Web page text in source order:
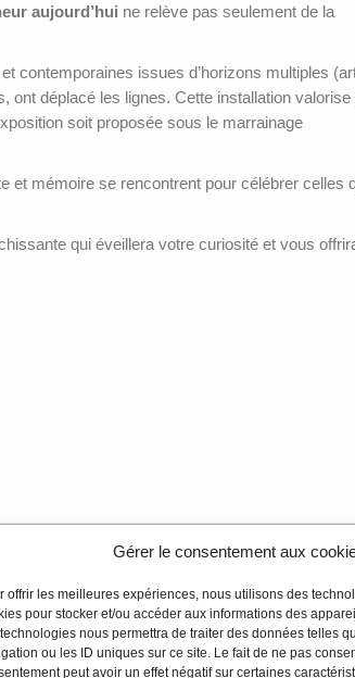
Gérer le consentement aux
offrir les meilleures expériences, nous utilisons des
pour stocker et/ou accéder aux informations des
nous permettra de traiter des données telles
ou les ID uniques sur ce site. Le fait de ne pas
peut avoir un effet négatif sur certaines
aujourd’hui ne relève pas seulement de la
contemporaines issues d’horizons multiples
ont déplacé les lignes. Cette installation valorise
soit proposée sous le marrainage
et mémoire se rencontrent pour célébrer celles
qui éveillera votre curiosité et vous
des